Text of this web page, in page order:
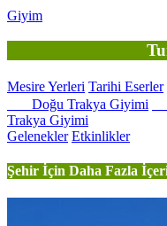
Giyim
Mesire Yerleri Tarihi Eserler
Doğu Trakya Giyimi
Trakya Giyimi
Gelenekler Etkinlikler
Şehir İçin Daha Fazla